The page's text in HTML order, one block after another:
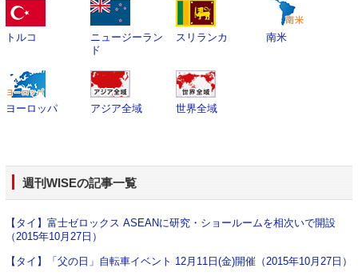
トルコ
ニュージーラン
ド
スリランカ 南米
ヨーロッパ アジア全域 世界全域
週刊WISEの記事一覧
【タイ】富士ゼロックス ASEANに研究・ショールームを相次いで開設
（2015年10月27日）
【タイ】「父の日」自転車イベント 12月11日(金)開催（2015年10月27日）